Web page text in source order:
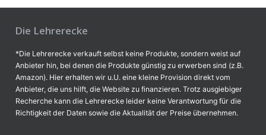
Die Lehrerecke
*Die Lehrerecke verkauft selbst keine Produkte, sondern weist auf
Anbieter hin, bei denen die Produkte günstig zu erwerben sind (z.B.
Amazon). Hier erhalten wir u.U. eine kleine Provision direkt vom
Anbieter, die uns hilft, die Website zu finanzieren. Trotz ausgiebiger
Recherche kann die Lehrerecke leider keine Verantwortung für die
Richtigkeit der Daten sowie die Aktualität der Preise übernehmen.